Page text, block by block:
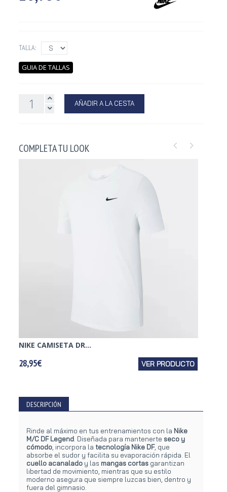
TALLA:
GUIA DE TALLAS
AÑADIR A LA CESTA
COMPLETA TU LOOK
NIKE CAMISETA DR...
28,95€ VER PRODUCTO
DESCRIPCIÓN
Rinde al máximo en tus entrenamientos con la Nike
M/C DF Legend . Diseñada para mantenerte seco y
cómodo , incorpora la tecnología Nike DF, que
absorbe el sudor y facilita su evaporación rápida. El
cuello acanalado y las mangas cortas garantizan
libertad de movimiento, mientras que su estilo
moderno asegura que siempre luzcas bien, dentro y
fuera del gimnasio.